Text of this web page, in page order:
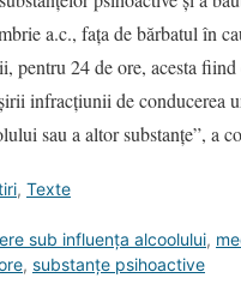
a.c., fața de bărbatul în
pentru 24 de ore, acesta fiind
infracțiunii de conducerea
sau a altor substanțe”, a
, Texte
sub influența alcoolului,
, substanțe psihoactive